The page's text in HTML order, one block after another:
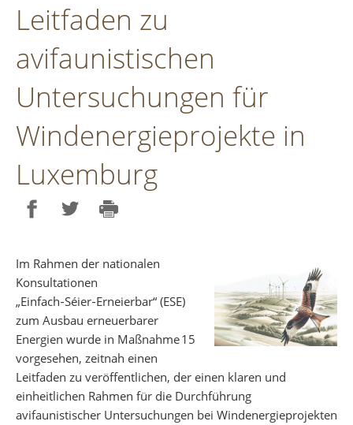
Leitfaden zu
avifaunistischen
Untersuchungen für
Windenergieprojekte in
Luxemburg
Im Rahmen der nationalen
Konsultationen
„Einfach‑Séier‑Erneierbar“ (ESE)
zum Ausbau erneuerbarer
Energien wurde in Maßnahme 15
vorgesehen, zeitnah einen
Leitfaden zu veröffentlichen, der einen klaren und
einheitlichen Rahmen für die Durchführung
avifaunistischer Untersuchungen bei Windenergieprojekten